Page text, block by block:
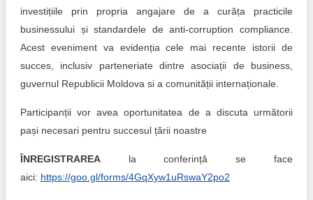
Anunțuri
Consiliul consulativ internațional IDIS
Agenda Națională de Business
Puterea hibridă
15 minute de realism economic
Buletin EU-STRAT
investițiile prin propria angajare de a curăța practicile
businessului și standardele de anti-corruption compliance.
Acest eveniment va evidenția cele mai recente istorii de
succes, inclusiv parteneriate dintre asociații de business,
guvernul Republicii Moldova si a comunității internaționale.
Participanții vor avea oportunitatea de a discuta următorii
pași necesari pentru succesul țării noastre
ÎNREGISTRAREAla conferință se face
aici: https://goo.gl/forms/4GqXyw1uRswaY2po2